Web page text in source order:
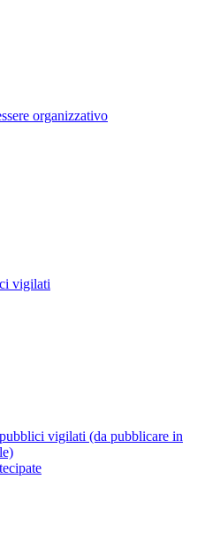
organizzativo
vigilati
vigilati (da pubblicare in